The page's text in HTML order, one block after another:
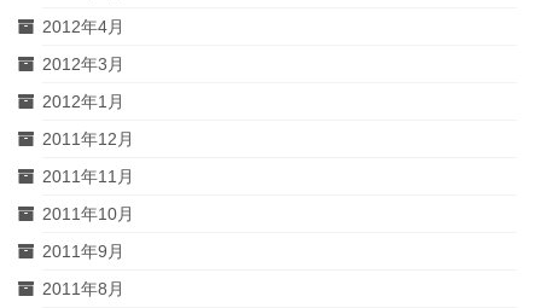
2012年4月
2012年3月
2012年1月
2011年12月
2011年11月
2011年10月
2011年9月
2011年8月